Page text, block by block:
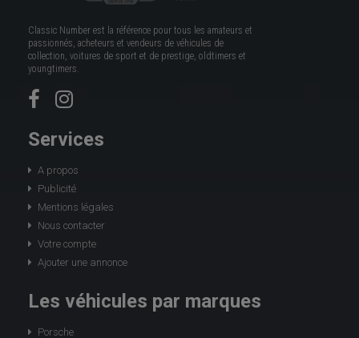
Classic Number est la référence pour tous les amateurs et
passionnés, acheteurs et vendeurs de véhicules de
collection, voitures de sport et de prestige, oldtimers et
youngtimers.
Services
A propos
Publicité
Mentions légales
Nous contacter
Votre compte
Ajouter une annonce
Les véhicules par marques
Porsche